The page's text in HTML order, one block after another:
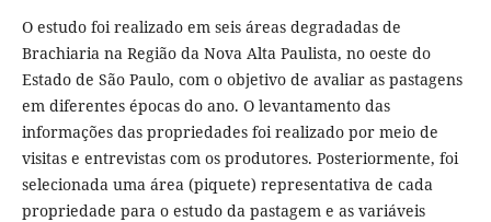
O estudo foi realizado em seis áreas degradadas de
Brachiaria na Região da Nova Alta Paulista, no oeste do
Estado de São Paulo, com o objetivo de avaliar as pastagens
em diferentes épocas do ano. O levantamento das
informações das propriedades foi realizado por meio de
visitas e entrevistas com os produtores. Posteriormente, foi
selecionada uma área (piquete) representativa de cada
propriedade para o estudo da pastagem e as variáveis